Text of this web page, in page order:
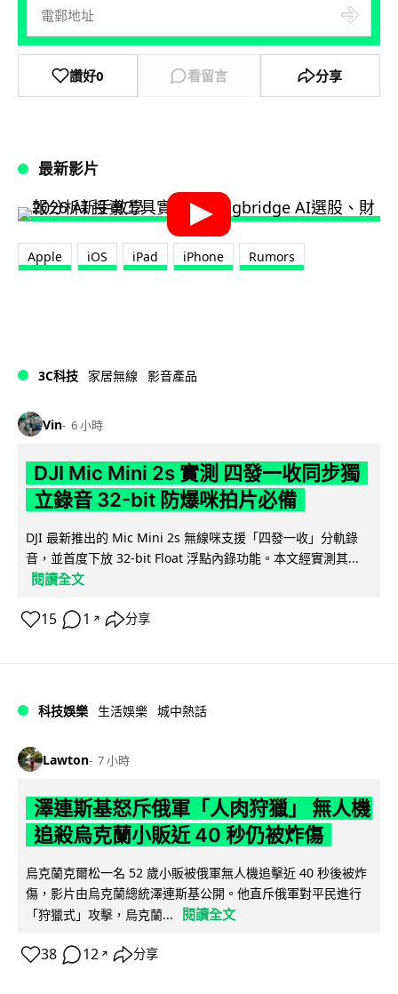
讚好0 看留言 分享
最新影片
Apple iOS iPad iPhone Rumors
3C科技 家居無線 影音產品
Vin 6 小時
DJI Mic Mini 2s 實測 四發一收同步獨
立錄音 32-bit 防爆咪拍片必備
DJI 最新推出的 Mic Mini 2s 無線咪支援「四發一收」分軌錄
音，並首度下放 32-bit Float 浮點內錄功能。本文經實測其...
閱讀全文
15 1 ↗ 分享
科技娛樂 生活娛樂 城中熱話
Lawton 7 小時
澤連斯基怒斥俄軍「人肉狩獵」 無人機
追殺烏克蘭小販近 40 秒仍被炸傷
烏克蘭克爾松一名 52 歲小販被俄軍無人機追擊近 40 秒後被炸
傷，影片由烏克蘭總統澤連斯基公開。他直斥俄軍對平民進行
「狩獵式」攻擊，烏克蘭...
閱讀全文
38 12 ↗ 分享